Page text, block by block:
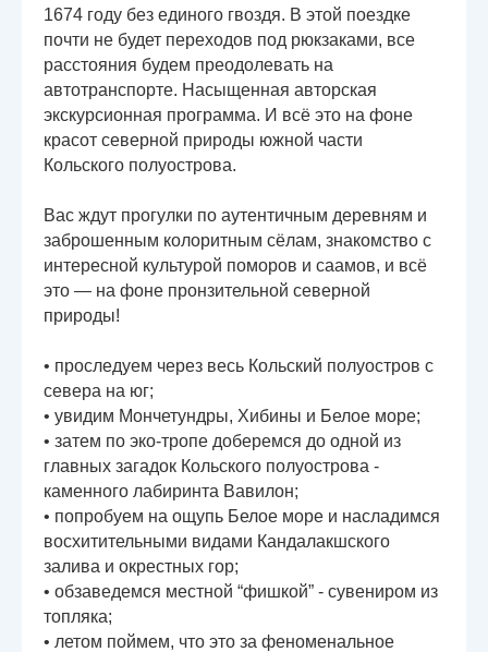
1674 году без единого гвоздя. В этой поездке
почти не будет переходов под рюкзаками, все
расстояния будем преодолевать на
автотранспорте. Насыщенная авторская
экскурсионная программа. И всё это на фоне
красот северной природы южной части
Кольского полуострова.
Вас ждут прогулки по аутентичным деревням и
заброшенным колоритным сёлам, знакомство с
интересной культурой поморов и саамов, и всё
это — на фоне пронзительной северной
природы!
• проследуем через весь Кольский полуостров с
севера на юг;
• увидим Мончетундры, Хибины и Белое море;
• затем по эко-тропе доберемся до одной из
главных загадок Кольского полуострова -
каменного лабиринта Вавилон;
• попробуем на ощупь Белое море и насладимся
восхитительными видами Кандалакшского
залива и окрестных гор;
• обзаведемся местной “фишкой” - сувениром из
топляка;
• летом поймем, что это за феноменальное